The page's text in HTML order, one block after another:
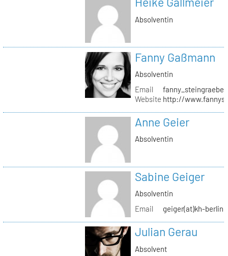
Absolventin
Fanny Gaßmann
Absolventin
Email
Website http://
Anne Geier
Absolventin
Sabine Geiger
Absolventin
Email
geiger(at)kh-
Julian Gerau
Absolvent